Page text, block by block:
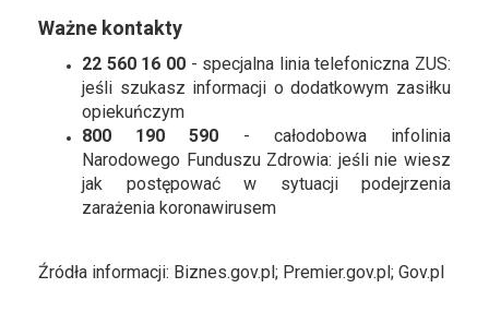
Ważne kontakty
22 560 16 00- specjalna linia telefoniczna ZUS:
jeśli szukasz informacji o dodatkowym zasiłku
opiekuńczym
800 190 590 - całodobowa infolinia
Narodowego Funduszu Zdrowia: jeśli nie wiesz
jak postępować w sytuacji podejrzenia
zarażenia koronawirusem
Źródła informacji: Biznes.gov.pl; Premier.gov.pl; Gov.pl